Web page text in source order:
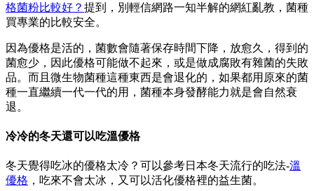
格菌粉比較好？ 提到，別輕信網路一知半解的網紅亂教，菌種
買專業的比較安全。
因為優格是活的，菌數會隨著保存時間下降，放愈久，得到的
菌愈少，因此優格可能做不起來，或是做成腐敗有雜菌的失敗
品。而且微生物菌種這種東西是會退化的，如果都用原來的菌
種一直繼續一代一代的用，菌種本身發酵能力就是會自然衰
退。
冷冷的冬天還可以吃溫優格
冬天覺得吃冰的優格太冷？可以參考日本冬天流行的吃法-溫
優格 ，吃來不會太冰，又可以活化優格裡的益生菌。